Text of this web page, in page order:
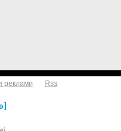
реклами Rss